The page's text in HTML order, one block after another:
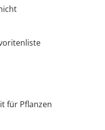
für Pflanzen